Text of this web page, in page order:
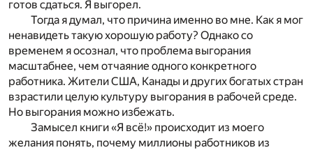
готов сдаться. Я выгорел.
Тогда я думал, что причина именно во мне. Как я мог
ненавидеть такую хорошую работу? Однако со
временем я осознал, что проблема выгорания
масштабнее, чем отчаяние одного конкретного
работника. Жители США, Канады и других богатых стран
взрастили целую культуру выгорания в рабочей среде.
Но выгорания можно избежать.
Замысел книги «Я всё!» происходит из моего
желания понять, почему миллионы работников из